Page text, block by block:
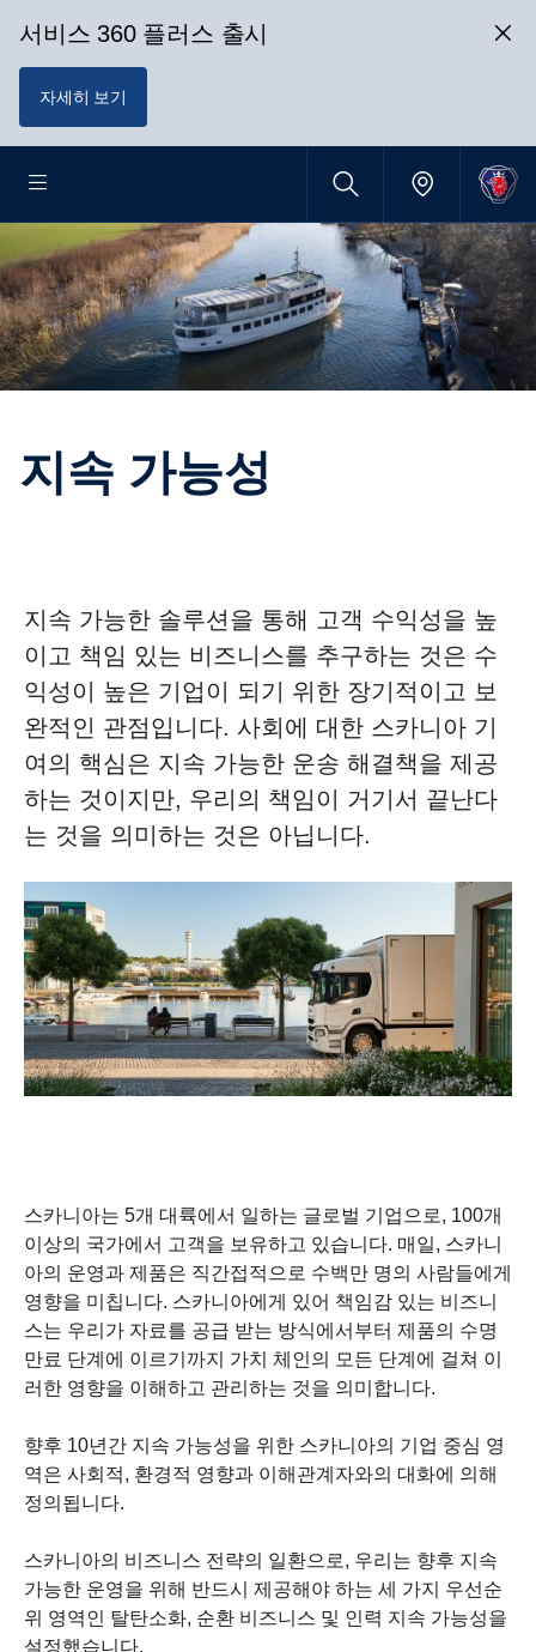
서비스 360 플러스 출시
자세히 보기
지속 가능성
지속 가능한 솔루션을 통해 고객 수익성을 높
이고 책임 있는 비즈니스를 추구하는 것은 수
익성이 높은 기업이 되기 위한 장기적이고 보
완적인 관점입니다. 사회에 대한 스카니아 기
여의 핵심은 지속 가능한 운송 해결책을 제공
하는 것이지만, 우리의 책임이 거기서 끝난다
는 것을 의미하는 것은 아닙니다.
스카니아는 5개 대륙에서 일하는 글로벌 기업으로, 100개
이상의 국가에서 고객을 보유하고 있습니다. 매일, 스카니
아의 운영과 제품은 직간접적으로 수백만 명의 사람들에게
영향을 미칩니다. 스카니아에게 있어 책임감 있는 비즈니
스는 우리가 자료를 공급 받는 방식에서부터 제품의 수명
만료 단계에 이르기까지 가치 체인의 모든 단계에 걸쳐 이
러한 영향을 이해하고 관리하는 것을 의미합니다.
향후 10년간 지속 가능성을 위한 스카니아의 기업 중심 영
역은 사회적, 환경적 영향과 이해관계자와의 대화에 의해
정의됩니다.
스카니아의 비즈니스 전략의 일환으로, 우리는 향후 지속
가능한 운영을 위해 반드시 제공해야 하는 세 가지 우선순
위 영역인 탈탄소화, 순환 비즈니스 및 인력 지속 가능성을
설정했습니다.